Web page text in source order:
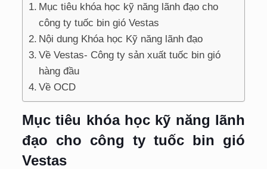
Mục tiêu khóa học kỹ năng lãnh đạo cho
công ty tuốc bin gió Vestas
Nội dung Khóa học Kỹ năng lãnh đạo
Về Vestas- Công ty sản xuất tuốc bin gió
hàng đầu
Về OCD
Mục tiêu khóa học kỹ năng lãnh
đạo cho công ty tuốc bin gió
Vestas